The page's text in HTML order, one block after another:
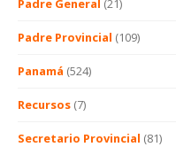
Padre General (21)
Padre Provincial (109)
Panamá (524)
Recursos (7)
Secretario Provincial (81)